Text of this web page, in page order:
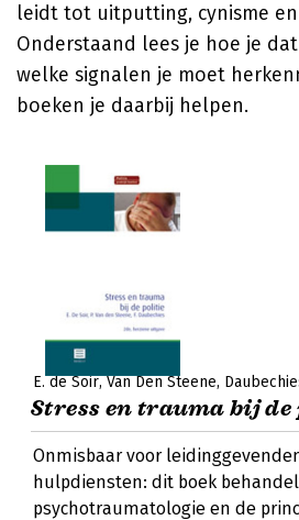
leidt tot uitputting, cynisme
Onderstaand lees je hoe je
welke signalen je moet
boeken je daarbij helpen.
E. de Soir Van Den Steene
Stress en trauma bij
Onmisbaar voor
hulpdiensten: dit boek
psychotraumatologie en de